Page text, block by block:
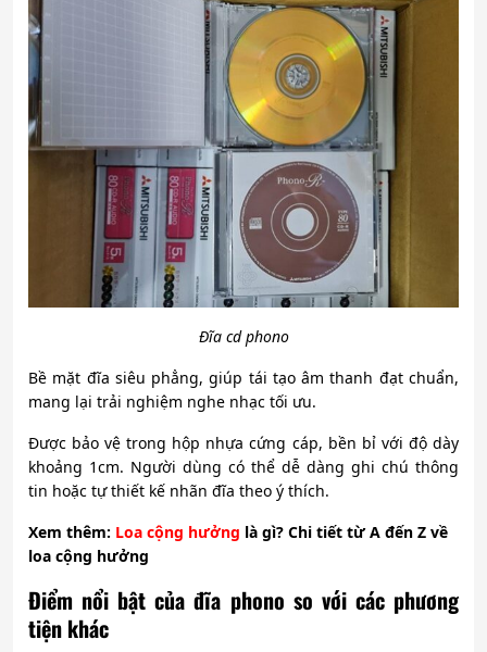
Đĩa cd phono
Bề mặt đĩa siêu phẳng, giúp tái tạo âm thanh đạt chuẩn,
mang lại trải nghiệm nghe nhạc tối ưu.
Được bảo vệ trong hộp nhựa cứng cáp, bền bỉ với độ dày
khoảng 1cm. Người dùng có thể dễ dàng ghi chú thông
tin hoặc tự thiết kế nhãn đĩa theo ý thích.
Xem thêm: Loa cộng hưởng là gì? Chi tiết từ A đến Z về
loa cộng hưởng
Điểm nổi bật của đĩa phono so với các phương
tiện khác